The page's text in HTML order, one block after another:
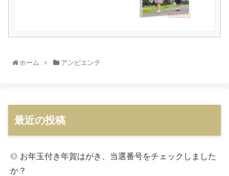
ホーム アンビエンテ
最近の投稿
お年玉付き年賀はがき、当選番号をチェックしました
か？